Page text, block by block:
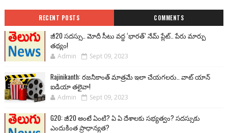
RECENT POSTS COMMENTS
జీ20 సదస్సు.. మోదీ సీటు వద్ద ‘భారత్’ నేమ్ ప్లేట్‌.. పేరు మార్పు
తథ్యం!
Admin Sept 09, 2023
Rajinikanth: రజనీకాంత్ మాత్రమే ఇలా చేయగలరు.. వాట్ యాన్
ఐడియా తలైవా!
Admin Sept 09, 2023
G20: జీ20 అంటే ఏంటి? ఏ ఏ దేశాలకు సభ్యత్వం? సదస్సుకు
ఎందుకింత ప్రాధాన్యత?